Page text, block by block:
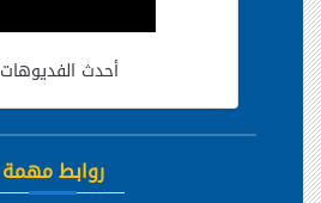
أحدث الفديوهات
روابط مهمة